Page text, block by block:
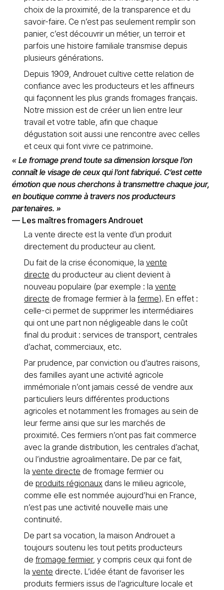
choix de la proximité, de la transparence et du
savoir-faire. Ce n’est pas seulement remplir son
panier, c’est découvrir un métier, un terroir et
parfois une histoire familiale transmise depuis
plusieurs générations.
Depuis 1909, Androuet cultive cette relation de
confiance avec les producteurs et les affineurs
qui façonnent les plus grands fromages français.
Notre mission est de créer un lien entre leur
travail et votre table, afin que chaque
dégustation soit aussi une rencontre avec celles
et ceux qui font vivre ce patrimoine.
« Le fromage prend toute sa dimension lorsque l’on
connaît le visage de ceux qui l’ont fabriqué. C’est cette
émotion que nous cherchons à transmettre chaque jour,
en boutique comme à travers nos producteurs
partenaires. »
— Les maîtres fromagers Androuet
La vente directe est la vente d’un produit
directement du producteur au client.
Du fait de la crise économique, la vente
directe du producteur au client devient à
nouveau populaire (par exemple : la vente
directe de fromage fermier à la ferme). En effet :
celle-ci permet de supprimer les intermédiaires
qui ont une part non négligeable dans le coût
final du produit : services de transport, centrales
d’achat, commerciaux, etc.
Par prudence, par conviction ou d’autres raisons,
des familles ayant une activité agricole
immémoriale n’ont jamais cessé de vendre aux
particuliers leurs différentes productions
agricoles et notamment les fromages au sein de
leur ferme ainsi que sur les marchés de
proximité. Ces fermiers n’ont pas fait commerce
avec la grande distribution, les centrales d’achat,
ou l’industrie agroalimentaire. De par ce fait,
la vente directe de fromage fermier ou
de produits régionaux dans le milieu agricole,
comme elle est nommée aujourd’hui en France,
n’est pas une activité nouvelle mais une
continuité.
De part sa vocation, la maison Androuet a
toujours soutenu les tout petits producteurs
de fromage fermier, y compris ceux qui font de
la vente directe. L’idée étant de favoriser les
produits fermiers issus de l’agriculture locale et